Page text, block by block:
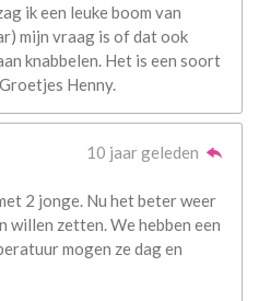
ik een leuke boom van
mijn vraag is of dat ook
knabbelen. Het is een soort
Henny.
10 jaar geleden
2 jonge. Nu het beter weer
willen zetten. We hebben een
mogen ze dag en